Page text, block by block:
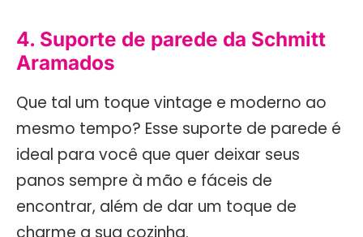
4. Suporte de parede da Schmitt
Aramados
Que tal um toque vintage e moderno ao
mesmo tempo? Esse suporte de parede é
ideal para você que quer deixar seus
panos sempre à mão e fáceis de
encontrar, além de dar um toque de
charme a sua cozinha.